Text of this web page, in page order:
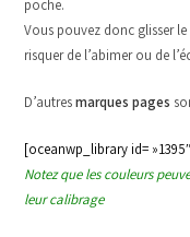
poche.
Vous pouvez donc glisser
risquer de l’abimer ou de
D’autresmarques pages
[oceanwp_library id=
Notez que les couleurs
leur calibrage